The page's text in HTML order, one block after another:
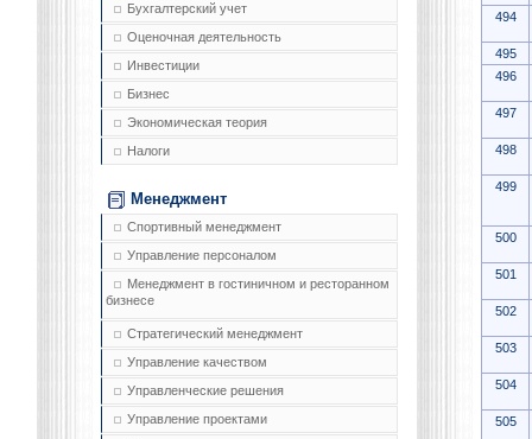
Бухгалтерский учет
Оценочная деятельность
Инвестиции
Бизнес
Экономическая теория
Налоги
Менеджмент
Спортивный менеджмент
Управление персоналом
Менеджмент в гостиничном и ресторанном
бизнесе
Стратегический менеджмент
Управление качеством
Управленческие решения
Управление проектами
494
495
496
497
498
499
500
501
502
503
504
505